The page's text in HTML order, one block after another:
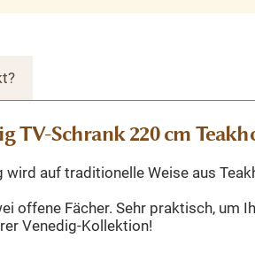
TV-Schrank 220 cm
wird auf traditionelle Weise aus
offene Fächer. Sehr praktisch, um
Venedig-Kollektion!